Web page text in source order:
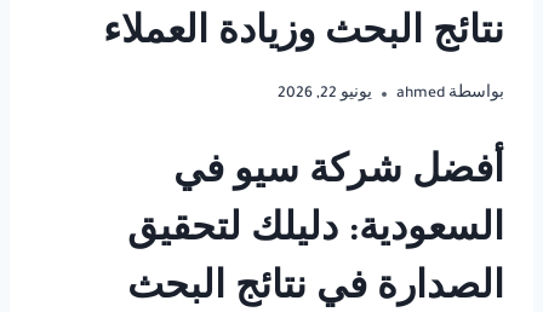
نتائج البحث وزيادة العملاء
بواسطة ahmed يونيو 22, 2026
أفضل شركة سيو في
السعودية: دليلك لتحقيق
الصدارة في نتائج البحث